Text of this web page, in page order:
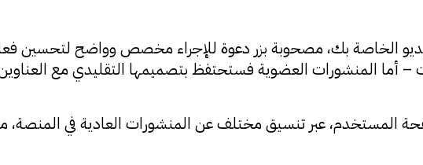
الخاصة بك، مصحوبة بزر دعوة للإجراء مخصص وواضح لتحسين
أما المنشورات العضوية فستحتفظ بتصميمها التقليدي مع
المستخدم، عبر تنسيق مختلف عن المنشورات العادية في